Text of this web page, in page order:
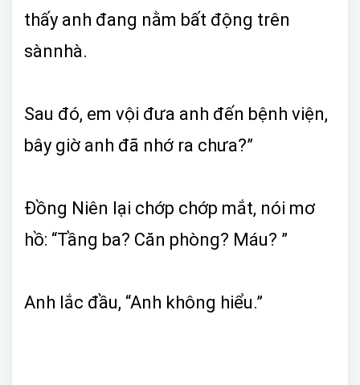
thấy anh đang nằm bất động trên
sànnhà.
Sau đó, em vội đưa anh đến bệnh viện,
bây giờ anh đã nhớ ra chưa?”
Đồng Niên lại chớp chớp mắt, nói mơ
hồ: “Tầng ba? Căn phòng? Máu? ”
Anh lắc đầu, “Anh không hiểu.”